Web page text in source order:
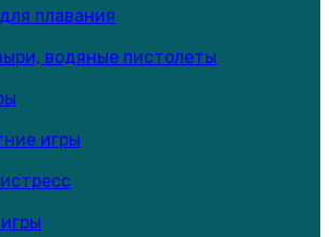
плавания
водяные пистолеты
игры